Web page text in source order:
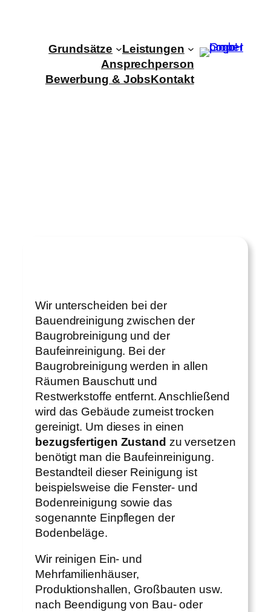
Grundsätze
Leistungen
Ansprechperson
Bewerbung & JobsKontakt
Wir unterscheiden bei der
Bauendreinigung zwischen der
Baugrobreinigung und der
Baufeinreinigung. Bei der
Baugrobreinigung werden in allen
Räumen Bauschutt und
Restwerkstoffe entfernt. Anschließend
wird das Gebäude zumeist trocken
gereinigt. Um dieses in einen
bezugsfertigen Zustand zu versetzen
benötigt man die Baufeinreinigung.
Bestandteil dieser Reinigung ist
beispielsweise die Fenster- und
Bodenreinigung sowie das
sogenannte Einpflegen der
Bodenbeläge.
Wir reinigen Ein- und
Mehrfamilienhäuser,
Produktionshallen, Großbauten usw.
nach Beendigung von Bau- oder